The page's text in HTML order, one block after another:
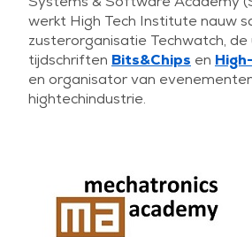
werkt High Tech Institute nauw
zusterorganisatie Techwatch,
tijdschriften Bits&Chips en
en organisator van
hightechindustrie.